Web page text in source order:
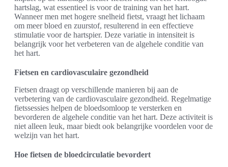
hartslag, wat essentieel is voor de training van het hart.
Wanneer men met hogere snelheid fietst, vraagt het lichaam
om meer bloed en zuurstof, resulterend in een effectieve
stimulatie voor de hartspier. Deze variatie in intensiteit is
belangrijk voor het verbeteren van de algehele conditie van
het hart.
Fietsen en cardiovasculaire gezondheid
Fietsen draagt op verschillende manieren bij aan de
verbetering van de cardiovasculaire gezondheid. Regelmatige
fietssessies helpen de bloedsomloop te versterken en
bevorderen de algehele conditie van het hart. Deze activiteit is
niet alleen leuk, maar biedt ook belangrijke voordelen voor de
welzijn van het hart.
Hoe fietsen de bloedcirculatie bevordert